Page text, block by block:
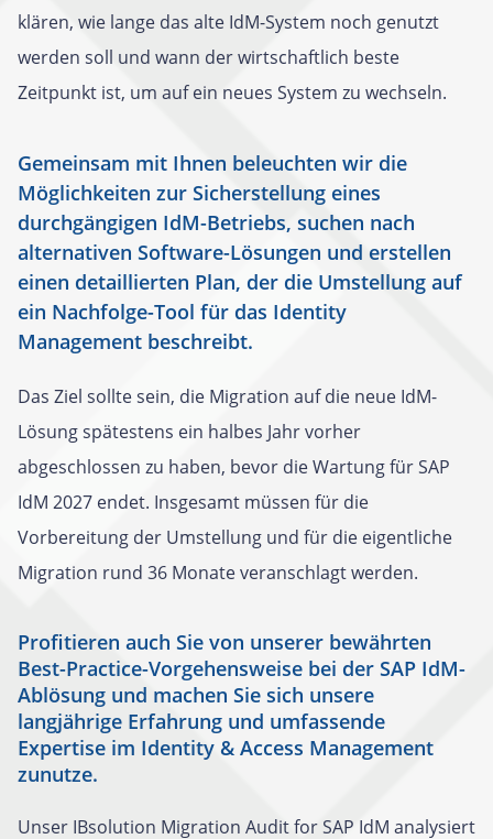
klären, wie lange das alte IdM-System noch genutzt
werden soll und wann der wirtschaftlich beste
Zeitpunkt ist, um auf ein neues System zu wechseln.
Gemeinsam mit Ihnen beleuchten wir die
Möglichkeiten zur Sicherstellung eines
durchgängigen IdM-Betriebs, suchen nach
alternativen Software-Lösungen und erstellen
einen detaillierten Plan, der die Umstellung auf
ein Nachfolge-Tool für das Identity
Management beschreibt.
Das Ziel sollte sein, die Migration auf die neue IdM-
Lösung spätestens ein halbes Jahr vorher
abgeschlossen zu haben, bevor die Wartung für SAP
IdM 2027 endet. Insgesamt müssen für die
Vorbereitung der Umstellung und für die eigentliche
Migration rund 36 Monate veranschlagt werden.
Profitieren auch Sie von unserer bewährten
Best-Practice-Vorgehensweise bei der SAP IdM-
Ablösung und machen Sie sich unsere
langjährige Erfahrung und umfassende
Expertise im Identity & Access Management
zunutze.
Unser IBsolution Migration Audit for SAP IdM analysiert